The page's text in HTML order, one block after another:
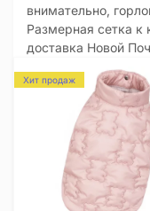
внимательно,
Размерная сетка
доставка Новой
Хит продаж